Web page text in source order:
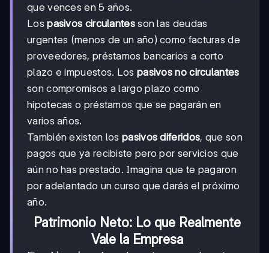
que vences en 5 años.
Lospasivos circulantesson las deudas
urgentes (menos de un año) como facturas de
proveedores, préstamos bancarios a corto
plazo e impuestos. Los pasivos no circulantes
son compromisos a largo plazo como
hipotecas o préstamos que se pagarán en
varios años.
También existen los pasivos diferidos, que son
pagos que ya recibiste pero por servicios que
aún no has prestado. Imagina que te pagaron
por adelantado un curso que darás el próximo
año.
Patrimonio Neto: Lo que Realmente
Vale la Empresa